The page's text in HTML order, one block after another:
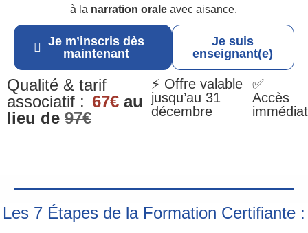
à la narration orale avec aisance.
Je m’inscris dès
maintenant
Je suis
enseignant(e)
Qualité & tarif
associatif : 67€ au
lieu de 97€
⚡ Offre valable
jusqu’au 31
décembre
✅
Accès
immédiat
Les 7 Étapes de la Formation Certifiante :